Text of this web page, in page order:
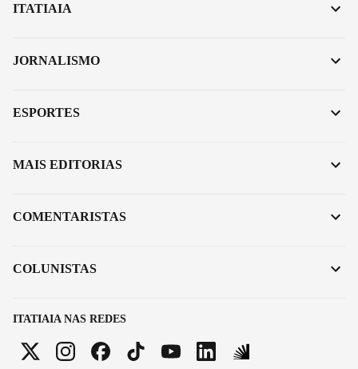
ITATIAIA NAS REDES
ITATIAIA
JORNALISMO
ESPORTES
MAIS EDITORIAS
COMENTARISTAS
COLUNISTAS